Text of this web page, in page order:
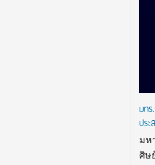
มท
ปร
มห
ศิษ